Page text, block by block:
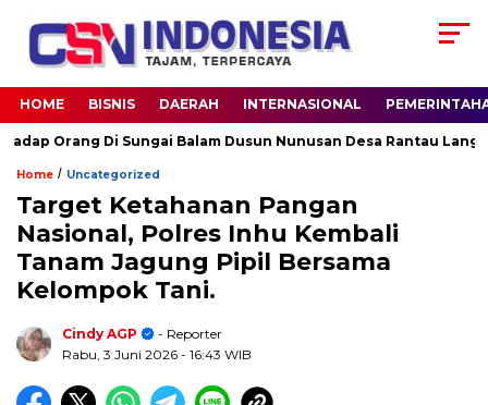
HOME BISNIS DAERAH INTERNASIONAL
Orang Di Sungai Balam Dusun Nunusan Desa Rantau Langsat
Home / Uncategorized
Target Ketahanan Pangan
Nasional, Polres Inhu Kembali
Tanam Jagung Pipil Bersama
Kelompok Tani.
Cindy AGP
- Reporter
Rabu, 3 Juni 2026 - 16:43 WIB